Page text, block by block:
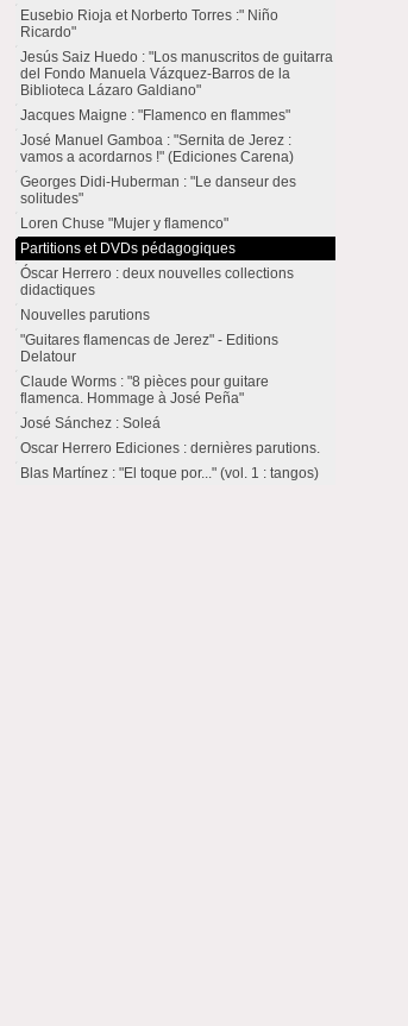
Eusebio Rioja et Norberto Torres :" Niño
Ricardo"
Jesús Saiz Huedo : "Los manuscritos de guitarra
del Fondo Manuela Vázquez-Barros de la
Biblioteca Lázaro Galdiano"
Jacques Maigne : "Flamenco en flammes"
José Manuel Gamboa : "Sernita de Jerez :
vamos a acordarnos !" (Ediciones Carena)
Georges Didi-Huberman : "Le danseur des
solitudes"
Loren Chuse "Mujer y flamenco"
Partitions et DVDs pédagogiques
Óscar Herrero : deux nouvelles collections
didactiques
Nouvelles parutions
"Guitares flamencas de Jerez" - Editions
Delatour
Claude Worms : "8 pièces pour guitare
flamenca. Hommage à José Peña"
José Sánchez : Soleá
Oscar Herrero Ediciones : dernières parutions.
Blas Martínez : "El toque por..." (vol. 1 : tangos)